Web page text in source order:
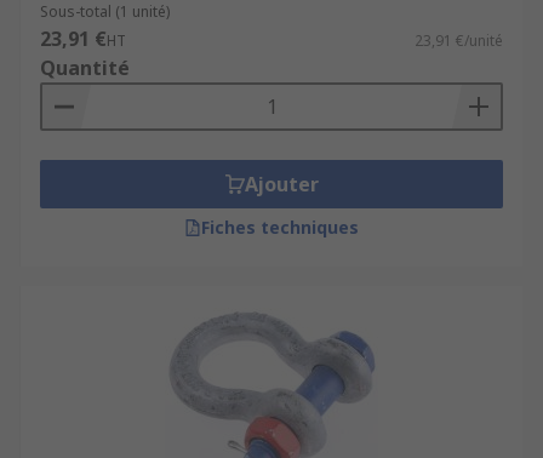
Sous-total (1 unité)
23,91 €HT 23,91 €/unité
Quantité
Ajouter
Fiches techniques